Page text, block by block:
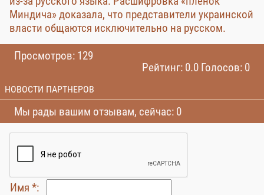
Миндича» доказала, что представители украинской
власти общаются исключительно на русском.
Просмотров: 129
Рейтинг: 0.0 Голосов: 0
НОВОСТИ ПАРТНЕРОВ
Мы рады вашим отзывам, сейчас: 0
Имя *: